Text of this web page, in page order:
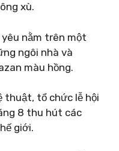
xù.
nằm trên một
ngôi nhà và
màu hồng.
thuật, tổ chức lễ hội
8 thu hút các
giới.